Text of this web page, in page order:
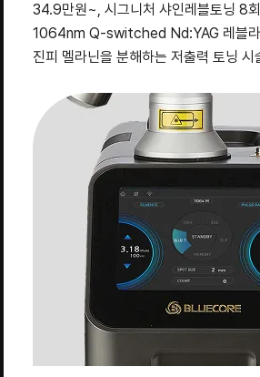
34.9만원~, 시그니처 샤인레블토닝 8
1064nm Q-switched Nd:YAG 레블라
진피 멜라닌을 분해하는 저출력 토닝 시